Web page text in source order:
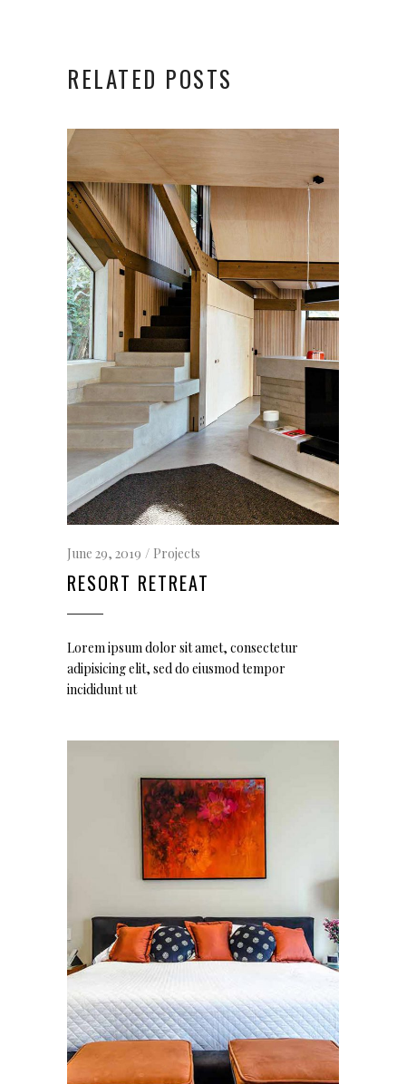
RELATED POSTS
June 29, 2019 Projects
RESORT RETREAT
Lorem ipsum dolor sit amet, consectetur
adipisicing elit, sed do eiusmod tempor
incididunt ut